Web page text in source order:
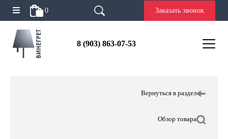
0 Заказать звонок
8 (903) 863-07-53
Вернуться в раздел
Обзор товара